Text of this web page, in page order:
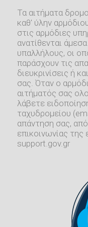
Τα αιτήματα
καθ' ύλην
στις αρμόδιες
ανατίθενται
υπαλλήλους, οι
παράσχουν τις
διευκρινίσεις ή
σας. Όταν ο
αιτήματός σας
λάβετε
ταχυδρομείου
απάντηση σας,
επικοινωνίας της
support.gov.gr